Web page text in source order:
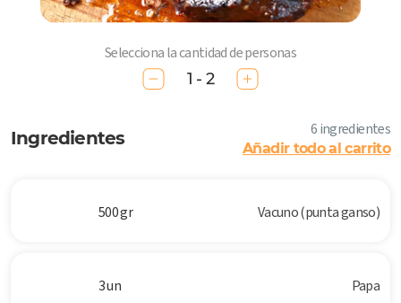
Selecciona la cantidad de personas
1 - 2
Ingredientes 6 ingredientes
Añadir todo al carrito
500 gr Vacuno (punta ganso)
3 un Papa